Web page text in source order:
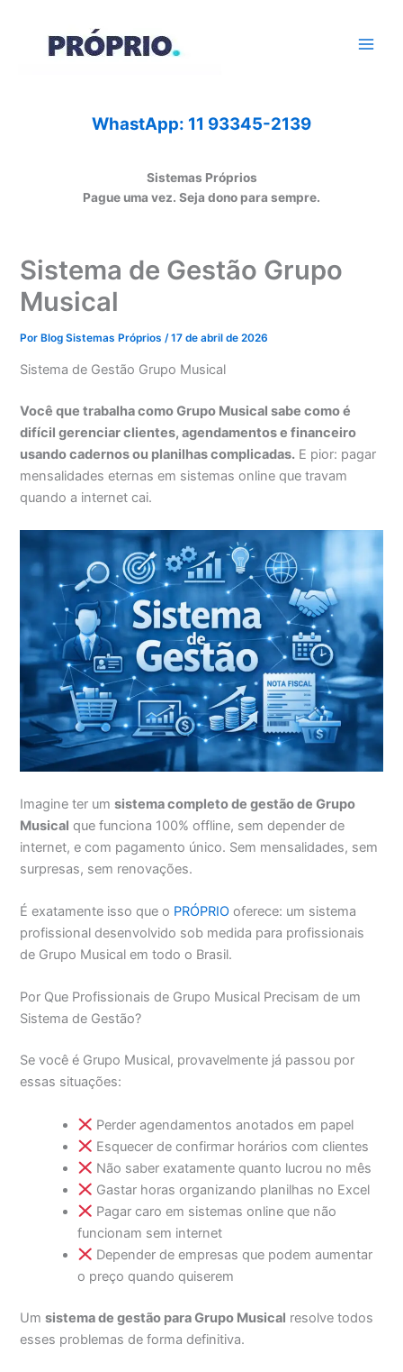
WhastApp: 11 93345-2139
Sistemas Próprios
Pague uma vez. Seja dono para sempre.
Sistema de Gestão Grupo
Musical
Por Blog Sistemas Próprios/17 de abril de 2026
Sistema de Gestão Grupo Musical
Você que trabalha como Grupo Musical sabe como é
difícil gerenciar clientes, agendamentos e financeiro
usando cadernos ou planilhas complicadas. E pior: pagar
mensalidades eternas em sistemas online que travam
quando a internet cai.
Imagine ter umsistema completo de gestão de Grupo
Musical que funciona 100% offline, sem depender de
internet, e com pagamento único. Sem mensalidades, sem
surpresas, sem renovações.
É exatamente isso que o PRÓPRIO oferece: um sistema
profissional desenvolvido sob medida para profissionais
de Grupo Musical em todo o Brasil.
Por Que Profissionais de Grupo Musical Precisam de um
Sistema de Gestão?
Se você é Grupo Musical, provavelmente já passou por
essas situações:
Perder agendamentos anotados em papel
Esquecer de confirmar horários com clientes
Não saber exatamente quanto lucrou no mês
Gastar horas organizando planilhas no Excel
Pagar caro em sistemas online que não
funcionam sem internet
Depender de empresas que podem aumentar
o preço quando quiserem
Umsistema de gestão para Grupo Musical resolve todos
esses problemas de forma definitiva.